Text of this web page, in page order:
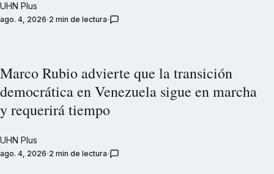
UHN Plus
ago. 4, 2026 2 min de lectura
Marco Rubio advierte que la transición
democrática en Venezuela sigue en marcha
y requerirá tiempo
UHN Plus
ago. 4, 2026 2 min de lectura